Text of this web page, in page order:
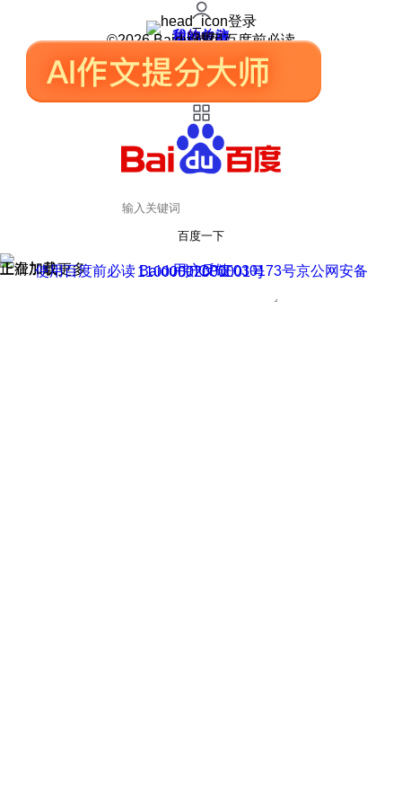
登录
我的关注
我的收藏
皮肤中心
用户反馈
设置
©2026 Baidu 使用百度前必读
百度一下
正在加载
上滑加载更多 用户反馈
使用百度前必读 Baidu 京ICP证030173号
京公网安备11000002000001号